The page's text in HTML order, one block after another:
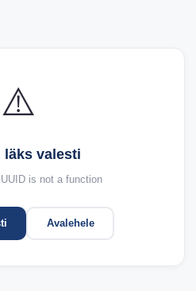
⚠️
läks valesti
is not a function
Avalehele